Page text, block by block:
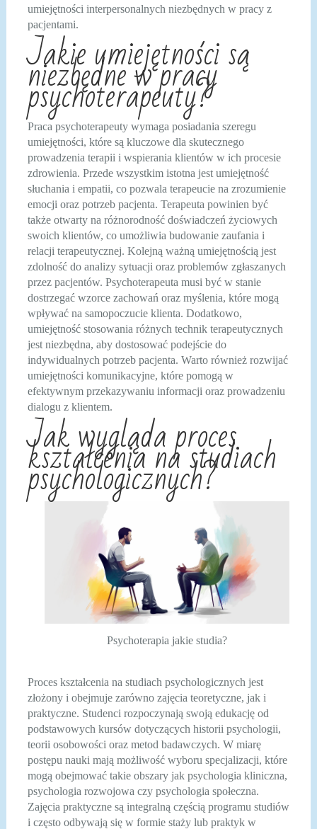
umiejętności interpersonalnych niezbędnych w pracy z
pacjentami.
Jakie umiejętności są
niezbędne w pracy
psychoterapeuty?
Praca psychoterapeuty wymaga posiadania szeregu
umiejętności, które są kluczowe dla skutecznego
prowadzenia terapii i wspierania klientów w ich procesie
zdrowienia. Przede wszystkim istotna jest umiejętność
słuchania i empatii, co pozwala terapeucie na zrozumienie
emocji oraz potrzeb pacjenta. Terapeuta powinien być
także otwarty na różnorodność doświadczeń życiowych
swoich klientów, co umożliwia budowanie zaufania i
relacji terapeutycznej. Kolejną ważną umiejętnością jest
zdolność do analizy sytuacji oraz problemów zgłaszanych
przez pacjentów. Psychoterapeuta musi być w stanie
dostrzegać wzorce zachowań oraz myślenia, które mogą
wpływać na samopoczucie klienta. Dodatkowo,
umiejętność stosowania różnych technik terapeutycznych
jest niezbędna, aby dostosować podejście do
indywidualnych potrzeb pacjenta. Warto również rozwijać
umiejętności komunikacyjne, które pomogą w
efektywnym przekazywaniu informacji oraz prowadzeniu
dialogu z klientem.
Jak wygląda proces
kształcenia na studiach
psychologicznych?
Psychoterapia jakie studia?
Proces kształcenia na studiach psychologicznych jest
złożony i obejmuje zarówno zajęcia teoretyczne, jak i
praktyczne. Studenci rozpoczynają swoją edukację od
podstawowych kursów dotyczących historii psychologii,
teorii osobowości oraz metod badawczych. W miarę
postępu nauki mają możliwość wyboru specjalizacji, które
mogą obejmować takie obszary jak psychologia kliniczna,
psychologia rozwojowa czy psychologia społeczna.
Zajęcia praktyczne są integralną częścią programu studiów
i często odbywają się w formie staży lub praktyk w